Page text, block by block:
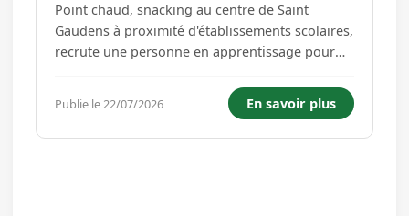
Point chaud, snacking au centre de Saint
Gaudens à proximité d'établissements scolaires,
recrute une personne en apprentissage pour
responsabilité du responsable de boutique,
vous jouerez un rôle clé dans l'expérience client
de notre établissement....
Publie le 22/07/2026 En savoir plus